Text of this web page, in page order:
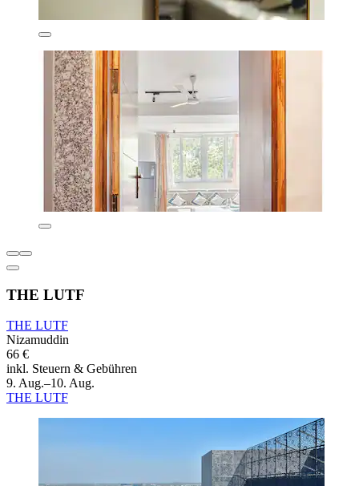
THE LUTF
THE LUTF
Nizamuddin
66 €
inkl. Steuern & Gebühren
9. Aug.–10. Aug.
THE LUTF